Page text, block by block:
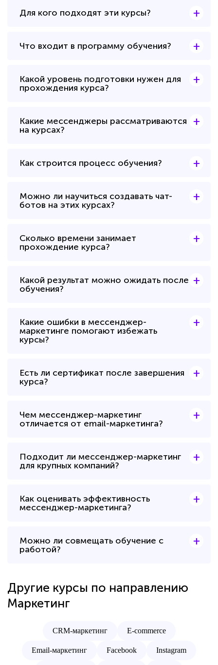
Для кого подходят эти курсы? +
Что входит в программу обучения? +
Какой уровень подготовки нужен для
прохождения курса?
+
Какие мессенджеры рассматриваются
на курсах?
+
Как строится процесс обучения? +
Можно ли научиться создавать чат-
ботов на этих курсах?
+
Сколько времени занимает
прохождение курса?
+
Какой результат можно ожидать после
обучения?
+
Какие ошибки в мессенджер-
маркетинге помогают избежать
курсы?
+
Есть ли сертификат после завершения
курса?
+
Чем мессенджер-маркетинг
отличается от email-маркетинга?
+
Подходит ли мессенджер-маркетинг
для крупных компаний?
+
Как оценивать эффективность
мессенджер-маркетинга?
+
Можно ли совмещать обучение с
работой?
+
Другие курсы по направлению
Маркетинг
CRM-маркетинг E-commerce
Email-маркетинг Facebook Instagram